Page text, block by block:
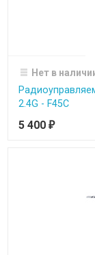
Нет в
2.4G - F45C
5 400 ₽